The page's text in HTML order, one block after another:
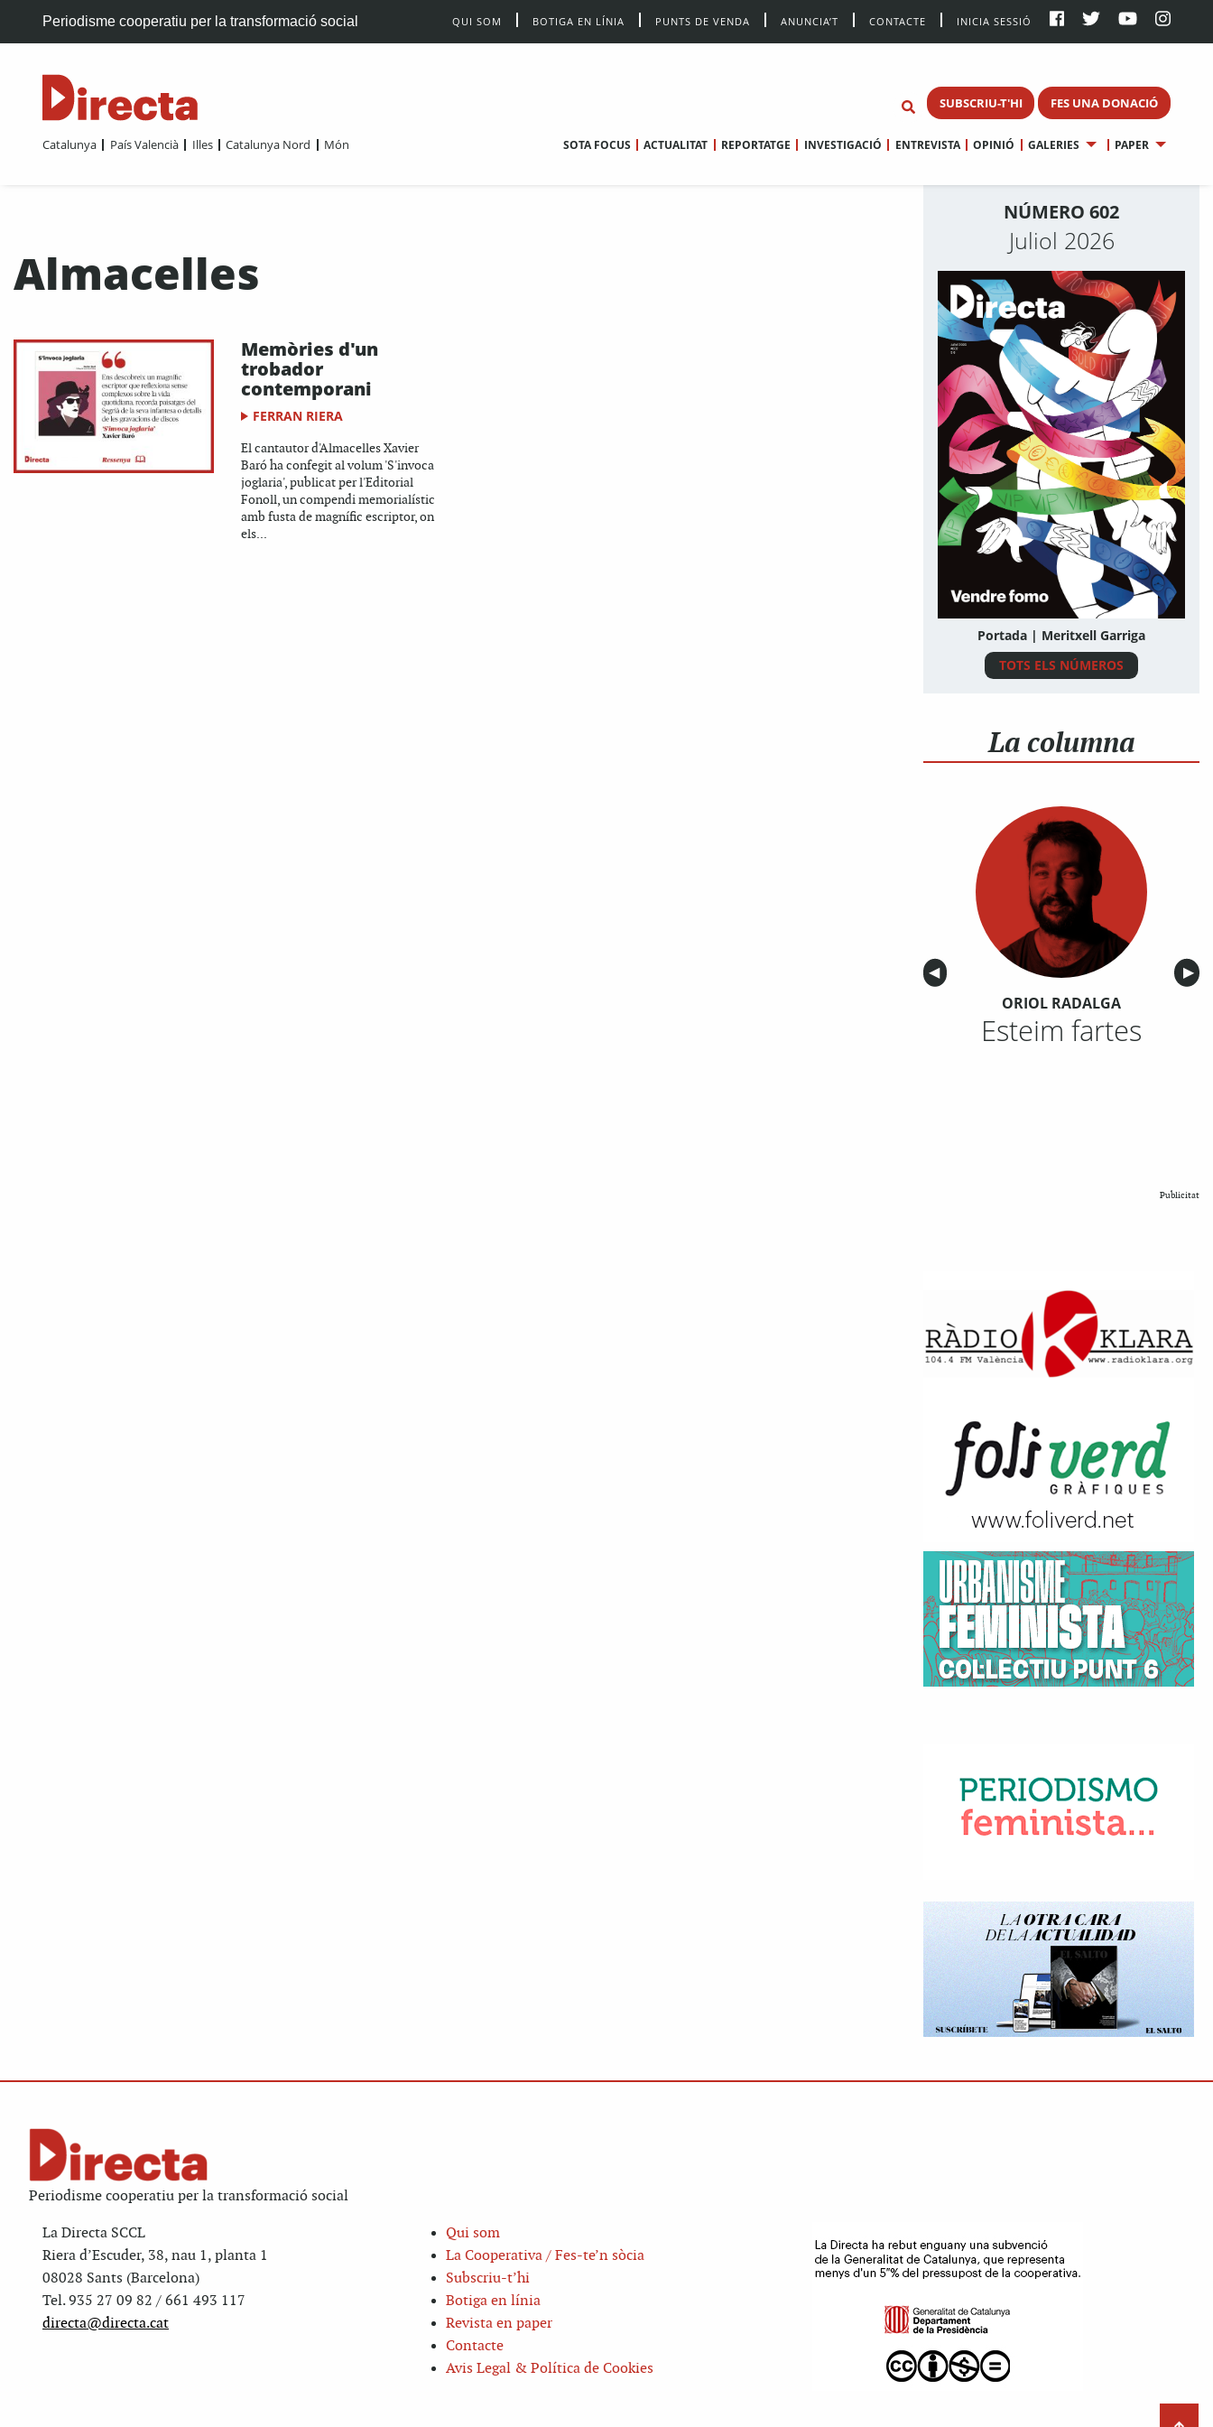
Periodisme cooperatiu per la transformació social QUI SOM BOTIGA EN LÍNIA PUNTS DE VENDA ANUNCIA’T CONTACTE INICIA SESSIÓ
SUBSCRIU-T'HI FES UNA DONACIÓ
Catalunya País Valencià Illes Catalunya Nord Món SOTA FOCUS ACTUALITAT REPORTATGE INVESTIGACIÓ ENTREVISTA OPINIÓ GALERIES PAPER
Almacelles
Memòries d'un
trobador
contemporani
FERRAN RIERA
El cantautor d'Almacelles Xavier
Baró ha confegit al volum 'S'invoca
joglaria', publicat per l'Editorial
Fonoll, un compendi memorialístic
amb fusta de magnífic escriptor, on
els...
NÚMERO 602
Juliol 2026
Portada | Meritxell Garriga
TOTS ELS NÚMEROS
La columna
Anterior
◀︎ ▶︎
ORIOL RADALGA
Esteim fartes
Publicitat
Periodisme cooperatiu per la transformació social
La Directa SCCL
Riera d’Escuder, 38, nau 1, planta 1
08028 Sants (Barcelona)
Tel. 935 27 09 82 / 661 493 117
directa@directa.cat
Qui som
La Cooperativa / Fes-te’n sòcia
Subscriu-t’hi
Botiga en línia
Revista en paper
Contacte
Avis Legal & Política de Cookies